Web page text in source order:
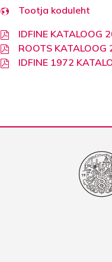
Tootja koduleht
IDFINE KATALOOG
ROOTS KATALOOG
IDFINE 1972